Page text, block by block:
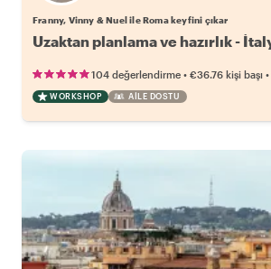
Franny, Vinny & Nuel ile Roma keyfini çıkar
Uzaktan planlama ve hazırlık -
104 değerlendirme • €36.76 kişi başı •
WORKSHOP AILE DOSTU